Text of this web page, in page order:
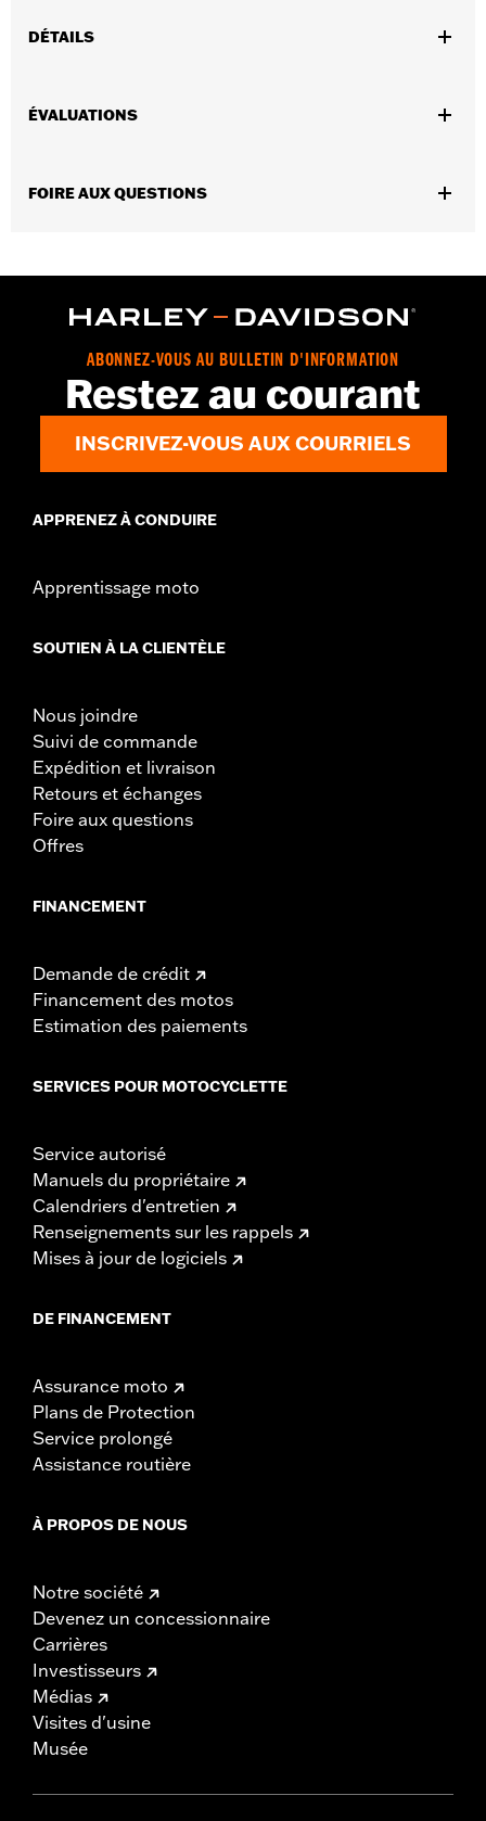
DÉTAILS
Instructions d’installation
Contenu de la boîte:Câble blindé et deux clés en forme de lame
renseignements sont inclus dans l’emballage du
produit.
AVERTISSEMENT:Retirez le verrou avant d’utiliser la moto. Le
entraîner la mort ou des blessures graves.
ÉVALUATIONS
FOIRE AUX QUESTIONS
ABONNEZ-VOUS AU BULLETIN D'INFORMATION
Restez au courant
INSCRIVEZ-VOUS AUX COURRIELS
APPRENEZ À CONDUIRE
Apprentissage moto
SOUTIEN À LA CLIENTÈLE
Nous joindre
Suivi de commande
Expédition et livraison
Retours et échanges
Foire aux questions
Offres
FINANCEMENT
Demande de crédit
Financement des motos
Estimation des paiements
SERVICES POUR MOTOCYCLETTE
Service autorisé
Manuels du propriétaire
Calendriers d'entretien
Renseignements sur les rappels
Mises à jour de logiciels
DE FINANCEMENT
Assurance moto
Plans de Protection
Service prolongé
Assistance routière
À PROPOS DE NOUS
Notre société
Devenez un concessionnaire
Carrières
Investisseurs
Médias
Visites d'usine
Musée